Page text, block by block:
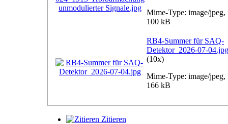
Mime-Type: image/jpeg,
100 kB
RB4-Summer für SAQ-
Detektor_2026-07-04.jpg
(10x)
Mime-Type: image/jpeg,
166 kB
Zitieren